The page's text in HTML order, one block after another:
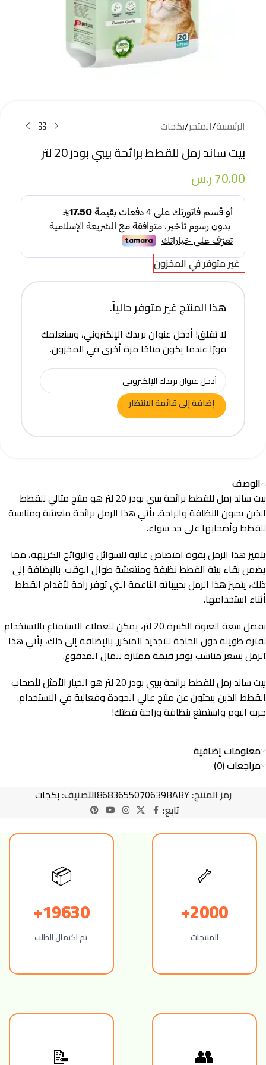
الرئيسية/المتجر/بكجات
بيت ساند رمل للقطط برائحة بيبي بودر 20 لتر
70.00ر.س
غير متوفر في المخزون
هذا المنتج غير متوفر حالياً.
لا تقلق! أدخل عنوان بريدك الإلكتروني، وسنعلمك
فورًا عندما يكون متاحًا مرة أخرى في المخزون.
إضافة إلى قائمة الانتظار
الوصف
بيت ساند رمل للقطط برائحة بيبي بودر 20 لتر هو منتج مثالي للقطط
الذين يحبون النظافة والراحة. يأتي هذا الرمل برائحة منعشة ومناسبة
للقطط وأصحابها على حد سواء.
يتميز هذا الرمل بقوة امتصاص عالية للسوائل والروائح الكريهة، مما
يضمن بقاء بيئة القطط نظيفة ومنتعشة طوال الوقت. بالإضافة إلى
ذلك، يتميز هذا الرمل بحبيباته الناعمة التي توفر راحة لأقدام القطط
أثناء استخدامها.
بفضل سعة العبوة الكبيرة 20 لتر، يمكن للعملاء الاستمتاع بالاستخدام
لفترة طويلة دون الحاجة للتجديد المتكرر. بالإضافة إلى ذلك، يأتي هذا
الرمل بسعر مناسب يوفر قيمة ممتازة للمال المدفوع.
بيت ساند رمل للقطط برائحة بيبي بودر 20 لتر هو الخيار الأمثل لأصحاب
القطط الذين يبحثون عن منتج عالي الجودة وفعالية في الاستخدام.
جربه اليوم واستمتع بنظافة وراحة قطتك!
معلومات إضافية
مراجعات (0)
رمز المنتج:8683655070639BABYالتصنيف: بكجات
تابع:
🦴
2000+
المنتجات
📦
19630+
تم اكتمال الطلب
👥
📝